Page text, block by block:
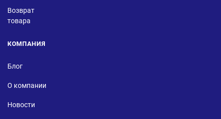
Возврат
товара
КОМПАНИЯ
Блог
О компании
Новости